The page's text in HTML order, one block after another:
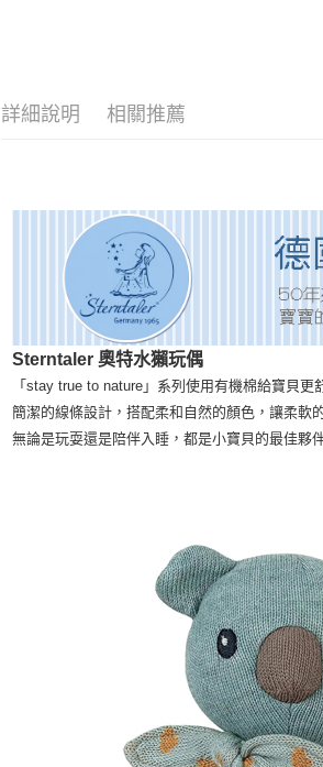
詳細說明 相關推薦
Sterntaler 奧特水獺玩偶
「stay true to nature」系列使用有機棉給寶貝
簡潔的線條設計，搭配柔和自然的顏色，讓柔軟
無論是玩耍還是陪伴入睡，都是小寶貝的最佳夥